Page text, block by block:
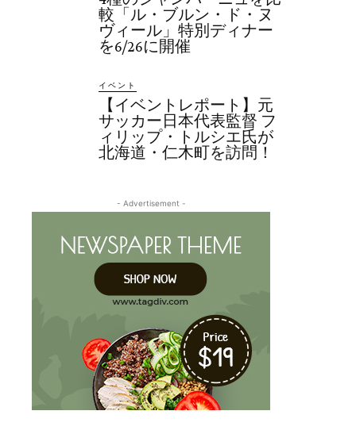
較「ル・ブルン・ド・ヌ
ヴィール」特別ディナー
を6/26に開催
イベント
【イベントレポート】元
サッカー日本代表監督 フ
ィリップ・トルシエ氏が
北海道・仁木町を訪問！
- Advertisement -